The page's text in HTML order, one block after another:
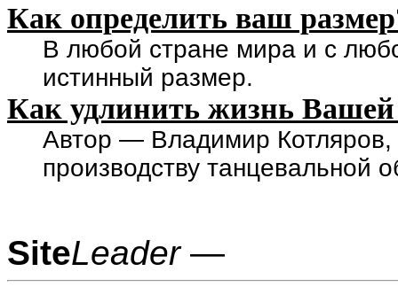
Как определить ваш
В любой стране мира и с
истинный размер.
Как удлинить жизнь Вашей
Автор — Владимир Котляров,
производству танцевальной
SiteLeader—